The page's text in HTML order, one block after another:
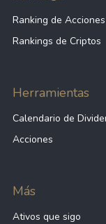
Ranking de Acciones
Rankings de Criptos
Herramientas
Calendario de
Acciones
Más
Ativos que sigo